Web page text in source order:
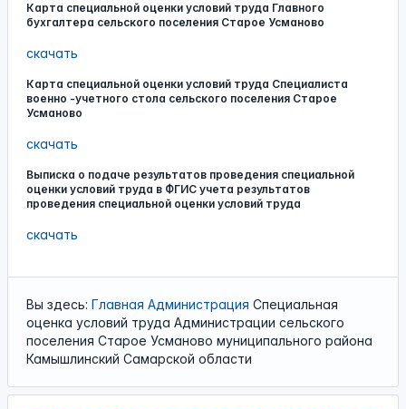
Карта специальной оценки условий труда Главного
бухгалтера сельского поселения Старое Усманово
скачать
Карта специальной оценки условий труда Специалиста
военно -учетного стола сельского поселения Старое
Усманово
скачать
Выписка о подаче результатов проведения специальной
оценки условий труда в ФГИС учета результатов
проведения специальной оценки условий труда
скачать
Вы здесь: Главная Администрация Специальная
оценка условий труда Администрации сельского
поселения Старое Усманово муниципального района
Камышлинский Самарской области